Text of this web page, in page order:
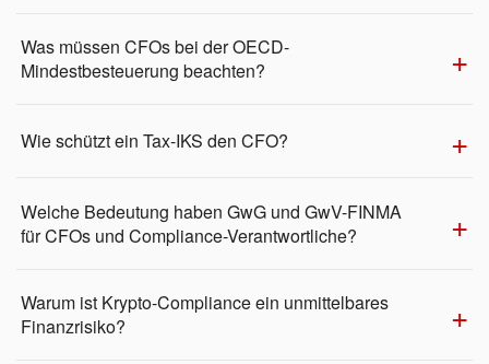
Was müssen CFOs bei der OECD-
Mindestbesteuerung beachten?
Wie schützt ein Tax-IKS den CFO?
Welche Bedeutung haben GwG und GwV-FINMA
für CFOs und Compliance-Verantwortliche?
Warum ist Krypto-Compliance ein unmittelbares
Finanzrisiko?